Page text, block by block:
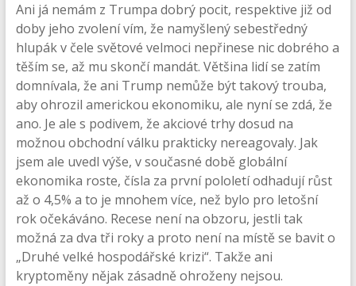
Ani já nemám z Trumpa dobrý pocit, respektive již od
doby jeho zvolení vím, že namyšlený sebestředný
hlupák v čele světové velmoci nepřinese nic dobrého a
těším se, až mu skončí mandát. Většina lidí se zatím
domnívala, že ani Trump nemůže být takový trouba,
aby ohrozil americkou ekonomiku, ale nyní se zdá, že
ano. Je ale s podivem, že akciové trhy dosud na
možnou obchodní válku prakticky nereagovaly. Jak
jsem ale uvedl výše, v současné době globální
ekonomika roste, čísla za první pololetí odhadují růst
až o 4,5% a to je mnohem více, než bylo pro letošní
rok očekáváno. Recese není na obzoru, jestli tak
možná za dva tři roky a proto není na místě se bavit o
„Druhé velké hospodářské krizi“. Takže ani
kryptoměny nějak zásadně ohroženy nejsou.